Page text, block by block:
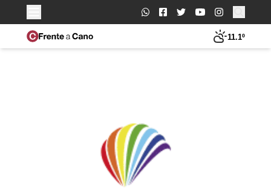
Buscar:
11.1º